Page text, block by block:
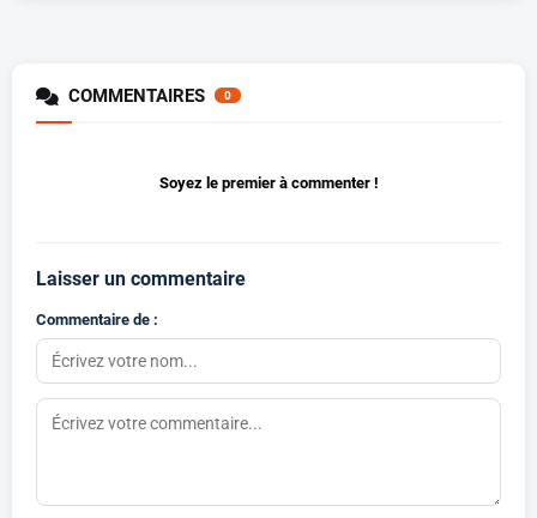
COMMENTAIRES 0
Soyez le premier à commenter !
Laisser un commentaire
Commentaire de :